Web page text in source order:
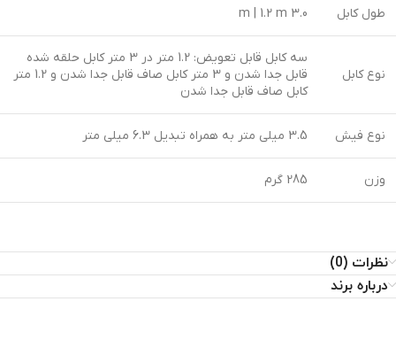
طول کابل 3.0 m | 1.2 m
نوع کابل
سه کابل قابل تعویض: 1.2 متر در 3 متر کابل حلقه شده
قابل جدا شدن و 3 متر کابل صاف قابل جدا شدن و 1.2 متر
کابل صاف قابل جدا شدن
نوع فیش 3.5 ميلي متر به همراه تبديل 6.3 ميلي متر
وزن 285 گرم
نظرات (0)
درباره برند